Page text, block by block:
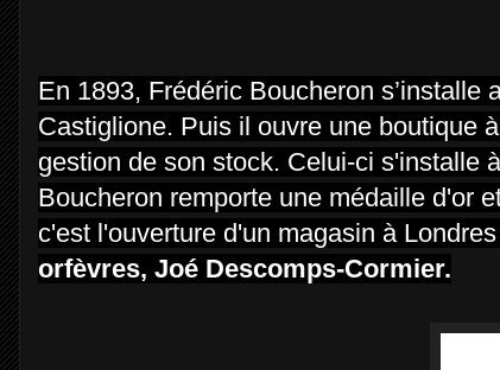
En 1893, Frédéric Boucheron
Castiglione. Puis il ouvre une boutique
gestion de son stock. Celui-ci s'installe
Boucheron remporte une médaille d'or
c'est l'ouverture d'un magasin à
orfèvres, Joé Descomps-Cormier.